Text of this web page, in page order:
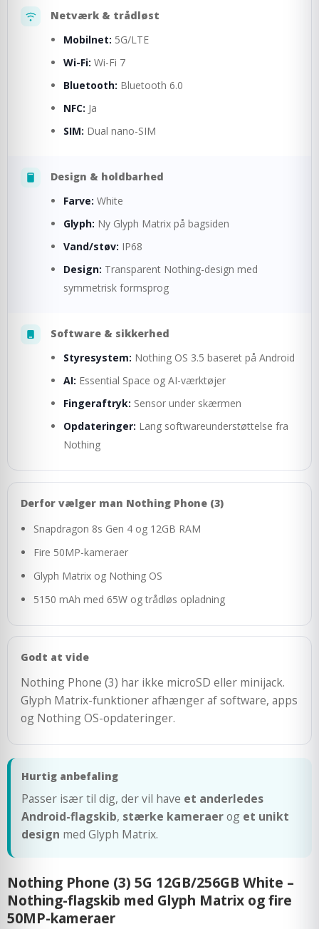
Netværk & trådløst
Mobilnet: 5G/LTE
Wi-Fi: Wi-Fi 7
Bluetooth: Bluetooth 6.0
NFC: Ja
SIM: Dual nano-SIM
Design & holdbarhed
Farve: White
Glyph: Ny Glyph Matrix på bagsiden
Vand/støv: IP68
Design: Transparent Nothing-design med
symmetrisk formsprog
Software & sikkerhed
Styresystem: Nothing OS 3.5 baseret på Android
AI: Essential Space og AI-værktøjer
Fingeraftryk: Sensor under skærmen
Opdateringer: Lang softwareunderstøttelse fra
Nothing
Derfor vælger man Nothing Phone (3)
Snapdragon 8s Gen 4 og 12GB RAM
Fire 50MP-kameraer
Glyph Matrix og Nothing OS
5150 mAh med 65W og trådløs opladning
Godt at vide
Nothing Phone (3) har ikke microSD eller minijack.
Glyph Matrix-funktioner afhænger af software, apps
og Nothing OS-opdateringer.
Hurtig anbefaling
Passer især til dig, der vil have et anderledes
Android-flagskib, stærke kameraerog et unikt
design med Glyph Matrix.
Nothing Phone (3) 5G 12GB/256GB White –
Nothing-flagskib med Glyph Matrix og fire
50MP-kameraer